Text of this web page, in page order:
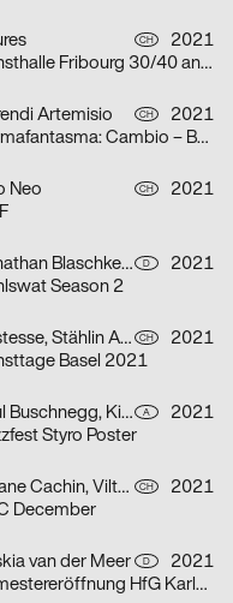
CH
2021
Kunsthalle Fribourg 30/40 ans Jubilé
Artemisio CH
2021
Formafantasma: Cambio – Baum, Holz, Mensch
Neo CH
2021
Jonathan Blaschke, Bruno Jacoby D
2021
Season 2
Tristesse, Stählin Alena CH
2021
Basel 2021
Paul Buschnegg, Kilian Hanappi, Marcus Wagner A
2021
Styro Poster
Giliane Cachin, Vilté Jurgutyté CH
2021
December
van der Meer D
2021
Semestereröffnung HfG Karlsruhe